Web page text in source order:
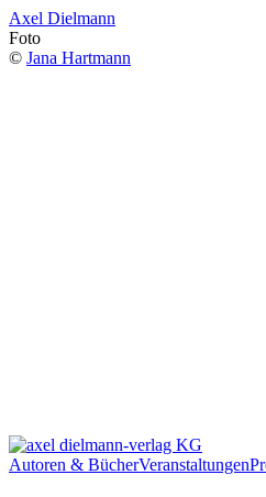
Axel Dielmann
Foto
© Jana Hartmann
Autoren & BücherVeranstaltungen